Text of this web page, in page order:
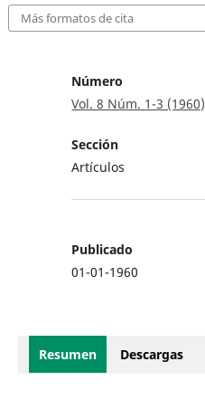
Más formatos de cita
Número
Vol. 8 Núm. 1-3 (1960)
Sección
Artículos
Publicado
01-01-1960
Resumen Descargas